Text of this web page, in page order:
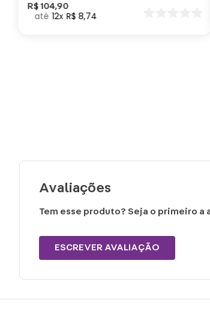
R$ 104,90
12 R$ 8,74
Avaliações
Tem esse produto? Seja o primeiro a
ESCREVER AVALIAÇÃO